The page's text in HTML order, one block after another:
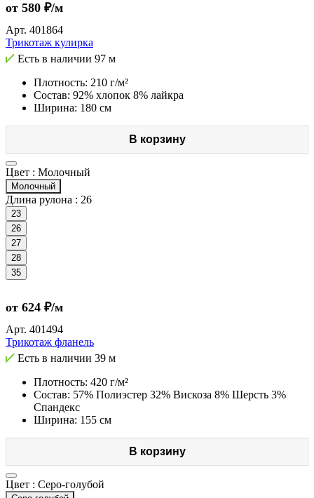
от 580 ₽/м
Арт. 401864
Трикотаж кулирка
Есть в наличии 97 м
Плотность: 210 г/м²
Состав: 92% хлопок 8% лайкра
Ширина: 180 см
В корзину
Цвет : Молочный
Молочный
Длина рулона : 26
23
26
27
28
35
от 624 ₽/м
Арт. 401494
Трикотаж фланель
Есть в наличии 39 м
Плотность: 420 г/м²
Состав: 57% Полиэстер 32% Вискоза 8% Шерсть 3%
Спандекс
Ширина: 155 см
В корзину
Цвет : Серо-голубой